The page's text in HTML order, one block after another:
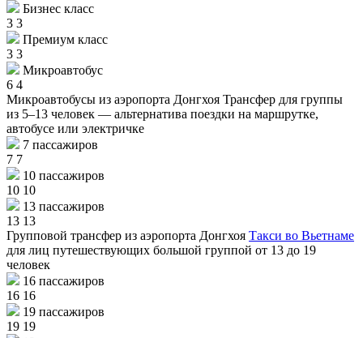
Бизнес класс
3 3
Премиум класс
3 3
Микроавтобус
6 4
Микроавтобусы из аэропорта Донгхоя Трансфер для группы
из 5–13 человек — альтернатива поездки на маршрутке,
автобусе или электричке
7 пассажиров
7 7
10 пассажиров
10 10
13 пассажиров
13 13
Групповой трансфер из аэропорта Донгхоя Такси во Вьетнаме
для лиц путешествующих большой группой от 13 до 19
человек
16 пассажиров
16 16
19 пассажиров
19 19